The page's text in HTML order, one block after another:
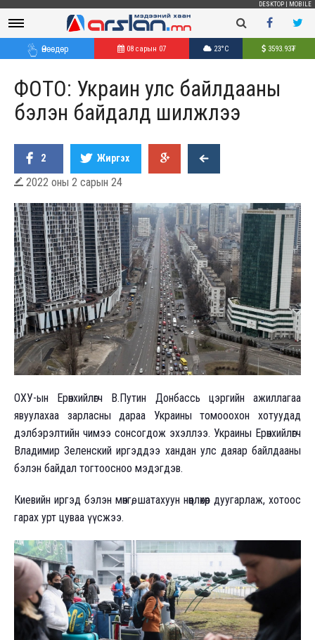
DESKTOP MOBILE
Өнөөдөр 08 сарын 07 23°C 3593.93₮
ФОТО: Украин улс байлдааны
бэлэн байдалд шилжлээ
2 Жиргэх
 2022 оны 2 сарын 24
ОХУ-ын Ерөнхийлөгч В.Путин Донбассь цэргийн ажиллагаа
явуулахаа зарласны дараа Украины томооохон хотуудад
дэлбэрэлтийн чимээ сонсогдож эхэллээ. Украины Ерөнхийлөгч
Владимир Зеленский иргэддээ хандан улс даяар байлдааны
бэлэн байдал тогтоосноо мэдэгдэв.
Киевийн иргэд бэлэн мөнгө, шатахуун нөөцлөхөөр дуугарлаж, хотоос
гарах урт цуваа үүсжээ.